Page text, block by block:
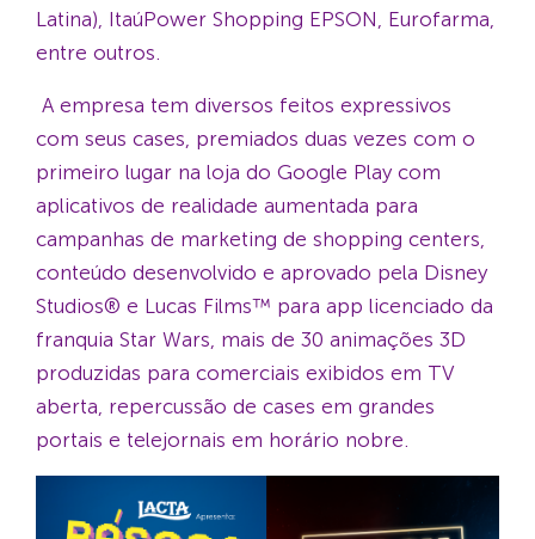
Latina), ItaúPower Shopping EPSON, Eurofarma,
entre outros.
A empresa tem diversos feitos expressivos
com seus cases, premiados duas vezes com o
primeiro lugar na loja do Google Play com
aplicativos de realidade aumentada para
campanhas de marketing de shopping centers,
conteúdo desenvolvido e aprovado pela Disney
Studios® e Lucas Films™ para app licenciado da
franquia Star Wars, mais de 30 animações 3D
produzidas para comerciais exibidos em TV
aberta, repercussão de cases em grandes
portais e telejornais em horário nobre.